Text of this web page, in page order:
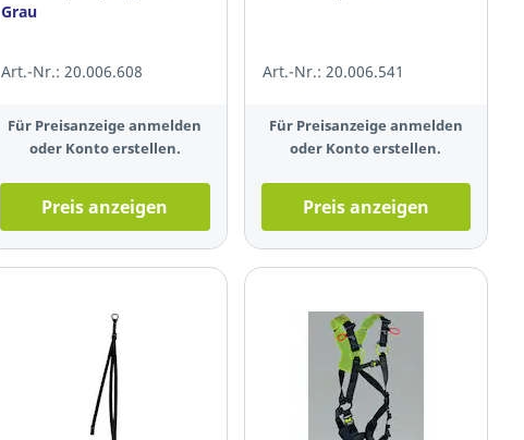
Grau
Art.-Nr.: 20.006.608
Für Preisanzeige anmelden
oder Konto erstellen.
Preis anzeigen
Art.-Nr.: 20.006.541
Für Preisanzeige anmelden
oder Konto erstellen.
Preis anzeigen